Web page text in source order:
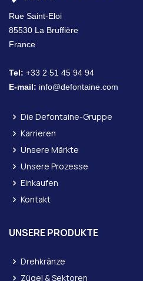
Rue Saint-Eloi
85530 La Bruffière
France
Tel: +33 2 51 45 94 94
E-mail: info@defontaine.com
Die Defontaine-Gruppe
Karrieren
Unsere Märkte
Unsere Prozesse
Einkaufen
Kontakt
UNSERE PRODUKTE
Drehkränze
Zügel & Sektoren